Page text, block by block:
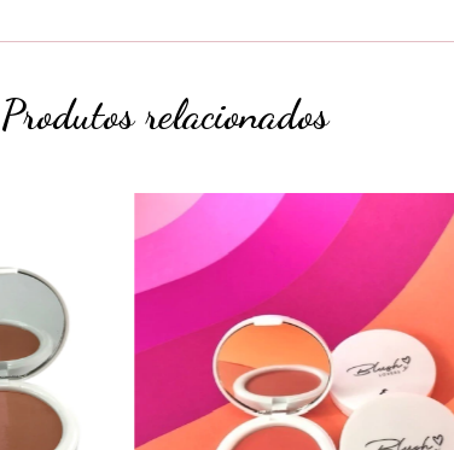
Produtos relacionados